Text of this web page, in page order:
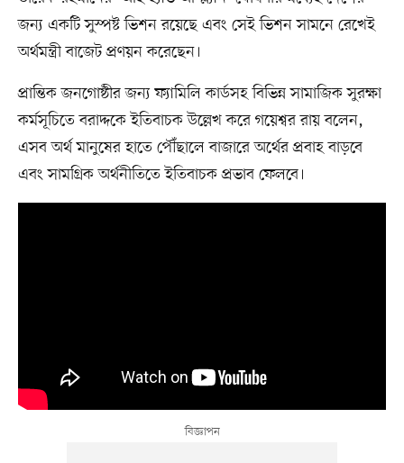
জন্য একটি সুস্পষ্ট ভিশন রয়েছে এবং সেই ভিশন সামনে রেখেই
অর্থমন্ত্রী বাজেট প্রণয়ন করেছেন।
প্রান্তিক জনগোষ্ঠীর জন্য ফ্যামিলি কার্ডসহ বিভিন্ন সামাজিক সুরক্ষা
কর্মসূচিতে বরাদ্দকে ইতিবাচক উল্লেখ করে গয়েশ্বর রায় বলেন,
এসব অর্থ মানুষের হাতে পৌঁছালে বাজারে অর্থের প্রবাহ বাড়বে
এবং সামগ্রিক অর্থনীতিতে ইতিবাচক প্রভাব ফেলবে।